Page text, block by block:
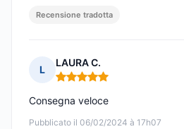
Recensione tradotta
L
LAURA C.
Nota: 5 su 5
Pubblicato il 06/02/2024 à 17h07
Consegna veloce